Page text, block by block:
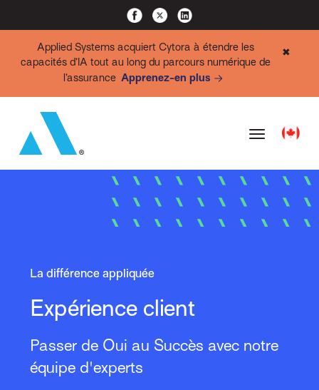
Applied Systems acquiert Cytora à étendre les
capacités d’IA tout au long du parcours numérique de
l’assurance Apprenez-en plus
✖
La différence appliquée
Expérience client
Passer de Oui au Succès avec notre
équipe d'experts